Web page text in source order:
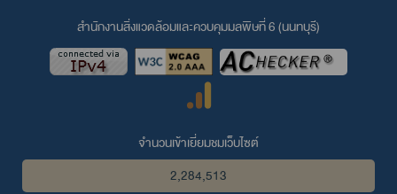
สำนักงานสิ่งแวดล้อมและควบคุมมลพิษที่ 6 (นนทบุรี)
จำนวนเข้าเยี่ยมชมเว็บไซต์
2,284,513